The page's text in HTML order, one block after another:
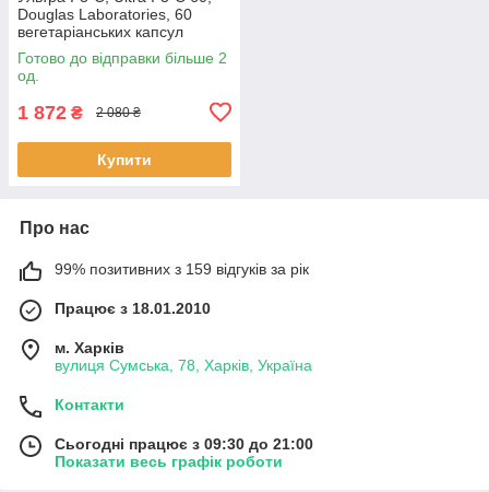
Douglas Laboratories, 60
вегетаріанських капсул
BX226
Готово до відправки більше 2
од.
1 872 ₴ 2 080 ₴
Купити
Про нас
99% позитивних з 159 відгуків за рік
Працює з 18.01.2010
м. Харків
вулиця Сумська, 78, Харків, Україна
Контакти
Сьогодні працює з 09:30 до 21:00
Показати весь графік роботи